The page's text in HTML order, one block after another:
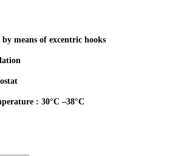
by means of excentric hooks
: 30°C –38°C